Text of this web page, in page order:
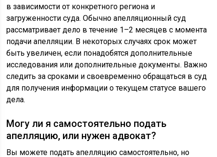
в зависимости от конкретного региона и
загруженности суда. Обычно апелляционный суд
рассматривает дело в течение 1–2 месяцев с момента
подачи апелляции. В некоторых случаях срок может
быть увеличен, если понадобятся дополнительные
исследования или дополнительные документы. Важно
следить за сроками и своевременно обращаться в суд
для получения информации о текущем статусе вашего
дела.
Могу ли я самостоятельно подать
апелляцию, или нужен адвокат?
Вы можете подать апелляцию самостоятельно, но